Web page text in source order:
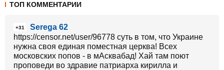
ТОП КОММЕНТАРИИ
+31
Serega 62
https://censor.net/user/96778 суть в том, что Украине
нужна своя единая поместная церква! Всех
московских попов - в мАсквабад! Хай там поют
проповеди во здравие патриарха кирилла и